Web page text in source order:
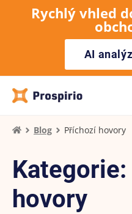
Rychlý vhled
AI
Blog Příchozí hovory
hovory